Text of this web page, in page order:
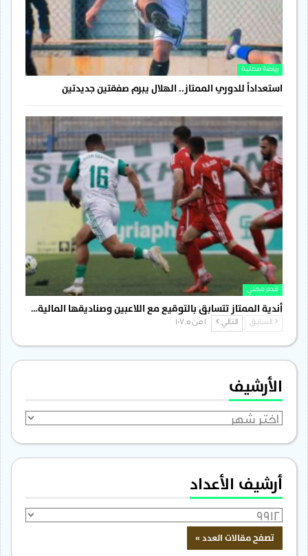
رياضة محلية
استعداداً للدوري الممتاز.. الهلال يبرم صفقتين جديدتين
قدم محلي
أندية الممتاز تتسابق بالتوقيع مع اللاعبين وصناديقها المالية…
السابق التالي
الأرشيف
الأرشيف
أرشيف الأعداد